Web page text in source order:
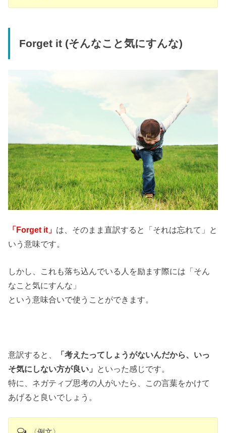
Forget it (そんなこと気にすんな)
「Forget it」 は、そのまま直訳すると「それは忘れて」と
いう意味です。
しかし、これも落ち込んでいる人を励ます際には「そん
なこと気にすんな」
という意味合いで使うことができます。
意訳すると、
「考えたってしょうがないんだから、いっ
そ気にしない方が良い」 といった感じです。
特に、ネガティブ思考の人がいたら、この言葉をかけて
あげると良いでしょう。